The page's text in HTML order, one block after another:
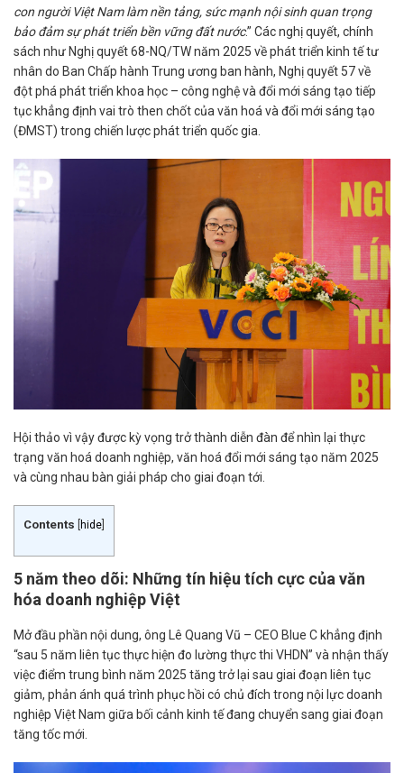
con người Việt Nam làm nền tảng, sức mạnh nội sinh quan trọng
bảo đảm sự phát triển bền vững đất nước.” Các nghị quyết, chính
sách như Nghị quyết 68-NQ/TW năm 2025 về phát triển kinh tế tư
nhân do Ban Chấp hành Trung ương ban hành, Nghị quyết 57 về
đột phá phát triển khoa học – công nghệ và đổi mới sáng tạo tiếp
tục khẳng định vai trò then chốt của văn hoá và đổi mới sáng tạo
(ĐMST) trong chiến lược phát triển quốc gia.
Hội thảo vì vậy được kỳ vọng trở thành diễn đàn để nhìn lại thực
trạng văn hoá doanh nghiệp, văn hoá đổi mới sáng tạo năm 2025
và cùng nhau bàn giải pháp cho giai đoạn tới.
Contents hide
5 năm theo dõi: Những tín hiệu tích cực của văn
hóa doanh nghiệp Việt
Mở đầu phần nội dung, ông Lê Quang Vũ – CEO Blue C khẳng định
“sau 5 năm liên tục thực hiện đo lường thực thi VHDN” và nhận thấy
việc điểm trung bình năm 2025 tăng trở lại sau giai đoạn liên tục
giảm, phản ánh quá trình phục hồi có chủ đích trong nội lực doanh
nghiệp Việt Nam giữa bối cảnh kinh tế đang chuyển sang giai đoạn
tăng tốc mới.